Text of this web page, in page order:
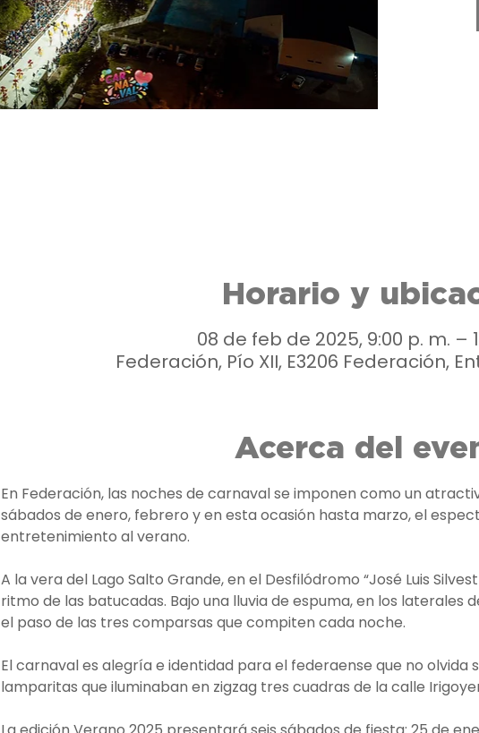
Horario y
08 de feb de 2025, 9:00 p. m. –
Federación, Pío XII, E3206 Federación,
Acerca del
En Federación, las noches de carnaval se imponen como un
sábados de enero, febrero y en esta ocasión hasta marzo, el
entretenimiento al verano.
A la vera del Lago Salto Grande, en el Desfilódromo “José Luis
ritmo de las batucadas. Bajo una lluvia de espuma, en los laterales
el paso de las tres comparsas que compiten cada noche.
El carnaval es alegría e identidad para el federaense que no olvida
lamparitas que iluminaban en zigzag tres cuadras de la calle